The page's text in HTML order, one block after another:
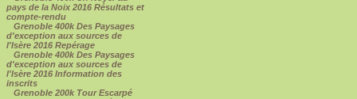
pays de la Noix 2016 Résultats et
compte-rendu
Grenoble 400k Des Paysages
d'exception aux sources de
l'Isère 2016 Repérage
Grenoble 400k Des Paysages
d'exception aux sources de
l'Isère 2016 Information des
inscrits
Grenoble 200k Tour Escarpé